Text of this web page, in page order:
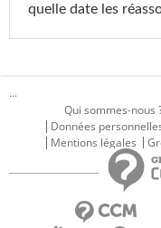
quelle date les
...
Qui sommes-nous
Données
Mentions légales